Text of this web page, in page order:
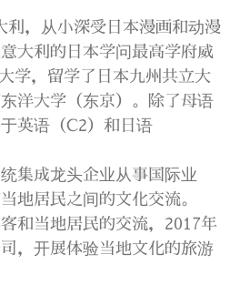
，从小深受日本漫画和动漫
大利的日本学问最高学府威
学，留学了日本九州共立大
洋大学（东京）。除了母语
英语（C2）和日语
集成龙头企业从事国际业
地居民之间的文化交流。
和当地居民的交流，2017年
，开展体验当地文化的旅游